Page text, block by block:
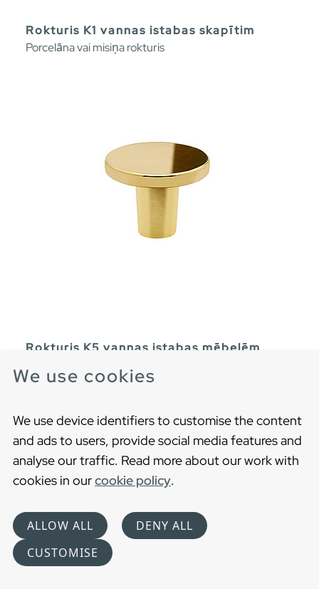
We use cookies
We use device identifiers to customise the content
and ads to users, provide social media features and
analyse our traffic. Read more about our work with
cookies in ourcookie policy.
ALLOW ALL
DENY ALL
CUSTOMISE
Rokturis K1 vannas istabas skapītim
Porcelāna vai misiņa rokturis
Rokturis K5 vannas istabas mēbelēm